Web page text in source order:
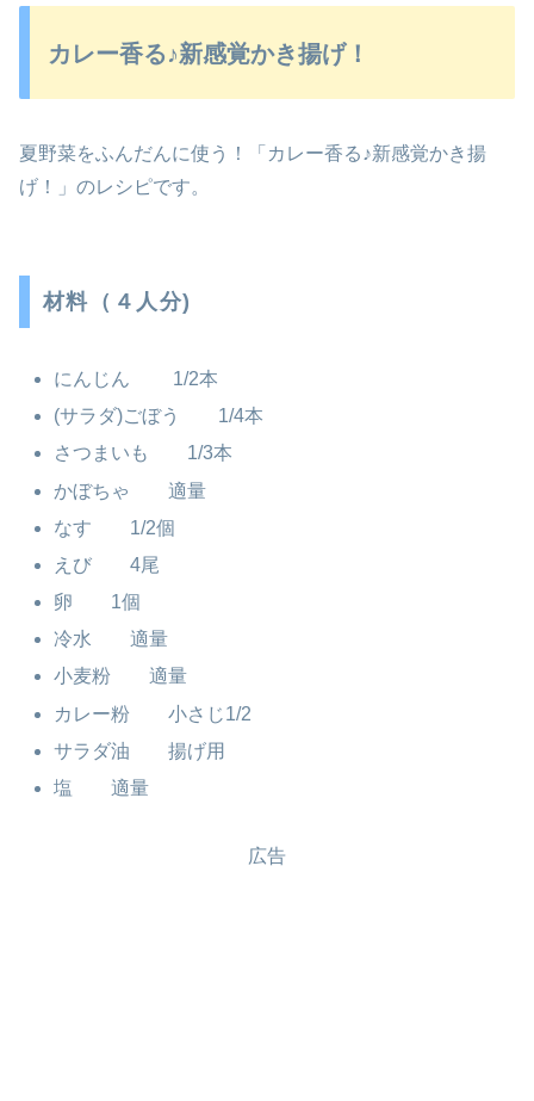
カレー香る♪新感覚かき揚げ！
夏野菜をふんだんに使う！「カレー香る♪新感覚かき揚
げ！」のレシピです。
材料（４人分)
にんじん 1/2本
(サラダ)ごぼう 1/4本
さつまいも 1/3本
かぼちゃ 適量
なす 1/2個
えび 4尾
卵 1個
冷水 適量
小麦粉 適量
カレー粉 小さじ1/2
サラダ油 揚げ用
塩 適量
広告